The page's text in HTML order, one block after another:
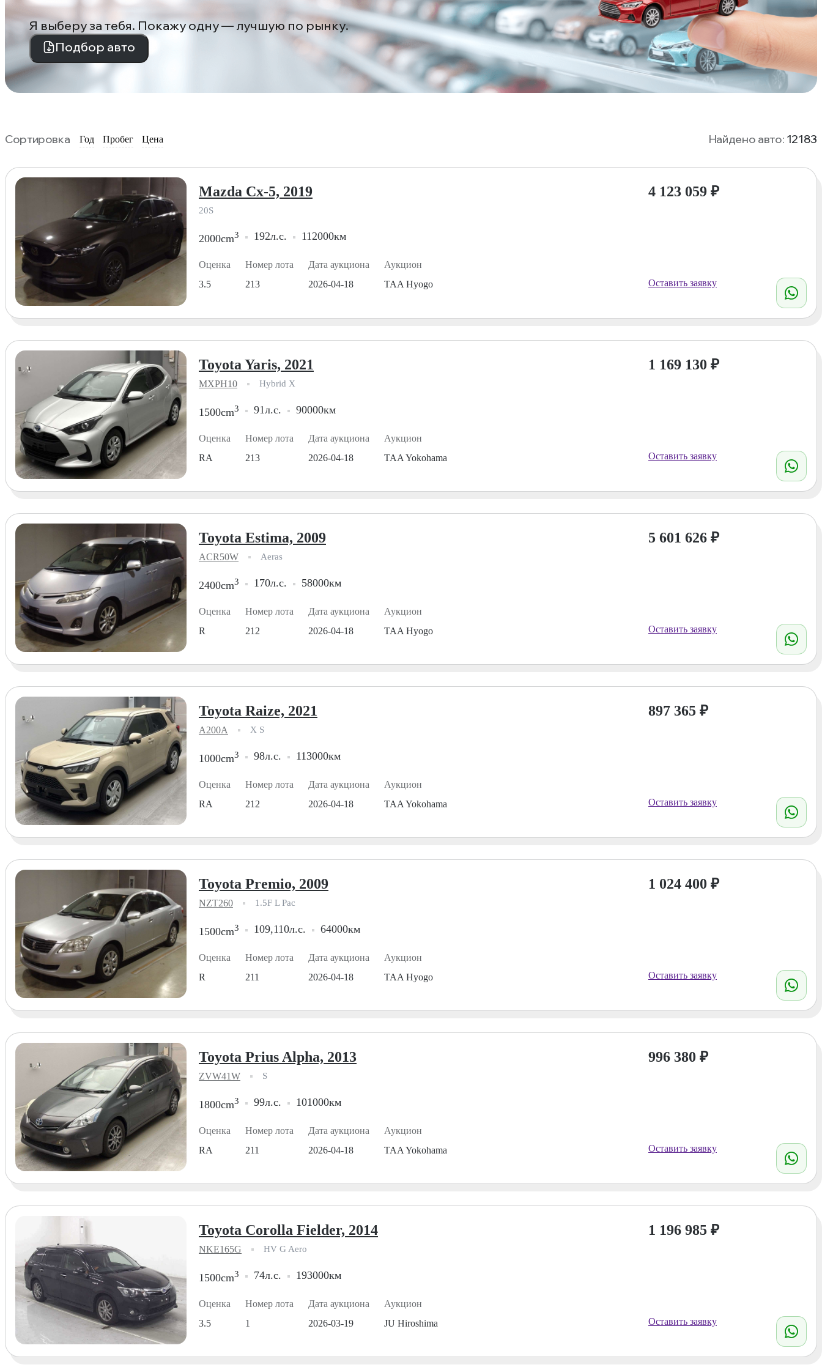
Я выберу за тебя. Покажу одну — лучшую по рынку.
Подбор авто
Сортировка Год Пробег Цена Найдено авто: 12183
Mazda Cx-5, 2019
20S
2000cm3 192л.с. 112000км
Оценка
3.5
Номер лота
213
Дата аукциона
2026-04-18
Аукцион
TAA Hyogo
4 123 059 ₽
Оставить заявку
Toyota Yaris, 2021
MXPH10 Hybrid X
1500cm3 91л.с. 90000км
Оценка
RA
Номер лота
213
Дата аукциона
2026-04-18
Аукцион
TAA Yokohama
1 169 130 ₽
Оставить заявку
Toyota Estima, 2009
ACR50W Aeras
2400cm3 170л.с. 58000км
Оценка
R
Номер лота
212
Дата аукциона
2026-04-18
Аукцион
TAA Hyogo
5 601 626 ₽
Оставить заявку
Toyota Raize, 2021
A200A X S
1000cm3 98л.с. 113000км
Оценка
RA
Номер лота
212
Дата аукциона
2026-04-18
Аукцион
TAA Yokohama
897 365 ₽
Оставить заявку
Toyota Premio, 2009
NZT260 1.5F L Pac
1500cm3 109,110л.с. 64000км
Оценка
R
Номер лота
211
Дата аукциона
2026-04-18
Аукцион
TAA Hyogo
1 024 400 ₽
Оставить заявку
Toyota Prius Alpha, 2013
ZVW41W S
1800cm3 99л.с. 101000км
Оценка
RA
Номер лота
211
Дата аукциона
2026-04-18
Аукцион
TAA Yokohama
996 380 ₽
Оставить заявку
Toyota Corolla Fielder, 2014
NKE165G HV G Aero
1500cm3 74л.с. 193000км
Оценка
3.5
Номер лота
1
Дата аукциона
2026-03-19
Аукцион
JU Hiroshima
1 196 985 ₽
Оставить заявку